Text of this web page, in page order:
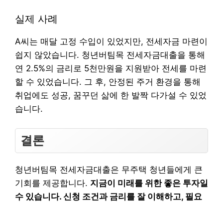
실제 사례
A씨는 매달 고정 수입이 있었지만, 전세자금 마련이
쉽지 않았습니다. 청년버팀목 전세자금대출을 통해
연 2.5%의 금리로 5천만원을 지원받아 전세를 마련
할 수 있었습니다. 그 후, 안정된 주거 환경을 통해
취업에도 성공, 꿈꾸던 삶에 한 발짝 다가설 수 있었
습니다.
결론
청년버팀목 전세자금대출은 무주택 청년들에게 큰
기회를 제공합니다. 지금이 미래를 위한 좋은 투자일
수 있습니다. 신청 조건과 금리를 잘 이해하고, 필요